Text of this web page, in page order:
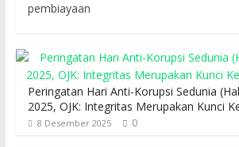
pembiayaan
Peringatan Hari Anti-Korupsi Sedunia
2025, OJK: Integritas Merupakan Kunci
8 Desember 2025 0